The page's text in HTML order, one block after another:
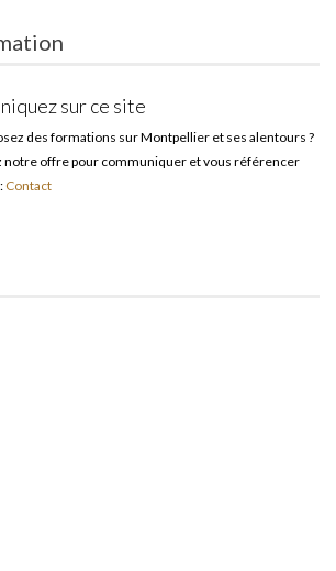
sur ce site
des formations sur Montpellier et ses alentours ?
notre offre pour communiquer et vous référencer
Contact